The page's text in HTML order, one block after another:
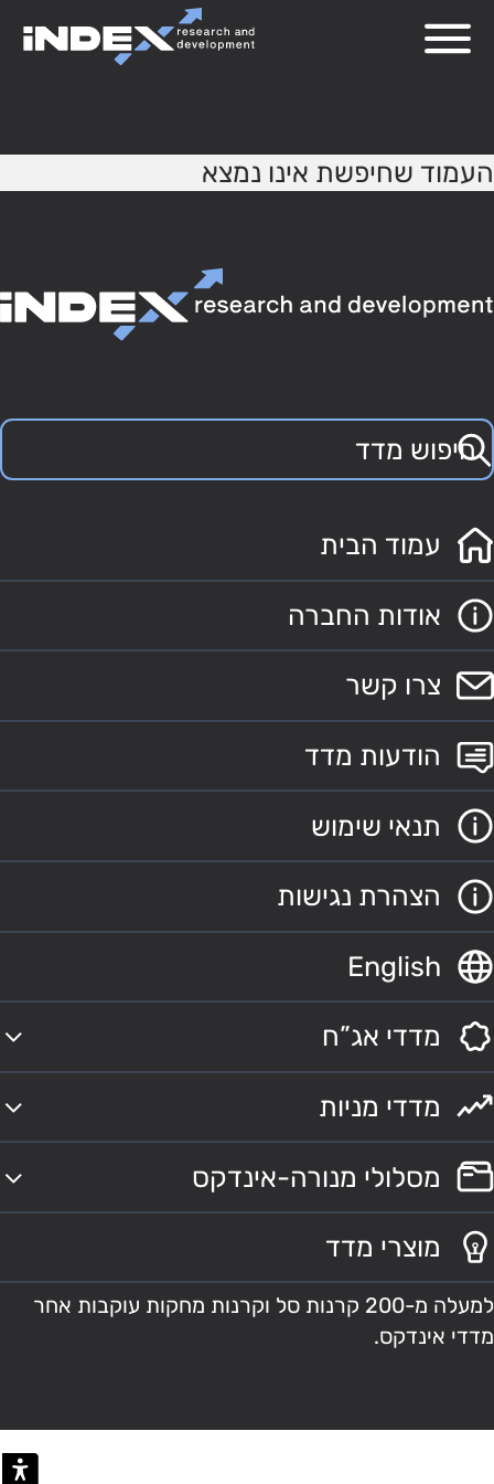
העמוד שחיפשת אינו נמצא
עמוד הבית
אודות החברה
צרו קשר
הודעות מדד
תנאי שימוש
הצהרת נגישות
English
מדדי אג”ח
מדדי מניות
מסלולי מנורה-אינדקס
מוצרי מדד
למעלה מ-200 קרנות סל וקרנות מחקות עוקבות אחר
מדדי אינדקס.